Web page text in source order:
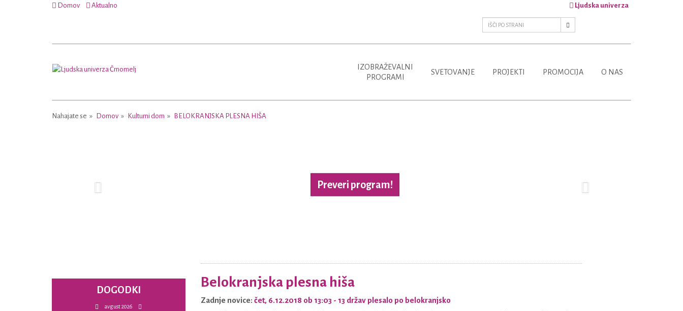
Domov Aktualno Ljudska univerza
IZOBRAŽEVALNI
PROGRAMI
SVETOVANJE PROJEKTI PROMOCIJA O NAS
Nahajate se Domov Kulturni dom BELOKRANJSKA PLESNA HIŠA
Preveri program!
Belokranjska plesna hiša
Zadnje novice: čet, 6.12.2018 ob 13:03 - 13 držav plesalo po belokranjsko
DOGODKI
avgust 2026